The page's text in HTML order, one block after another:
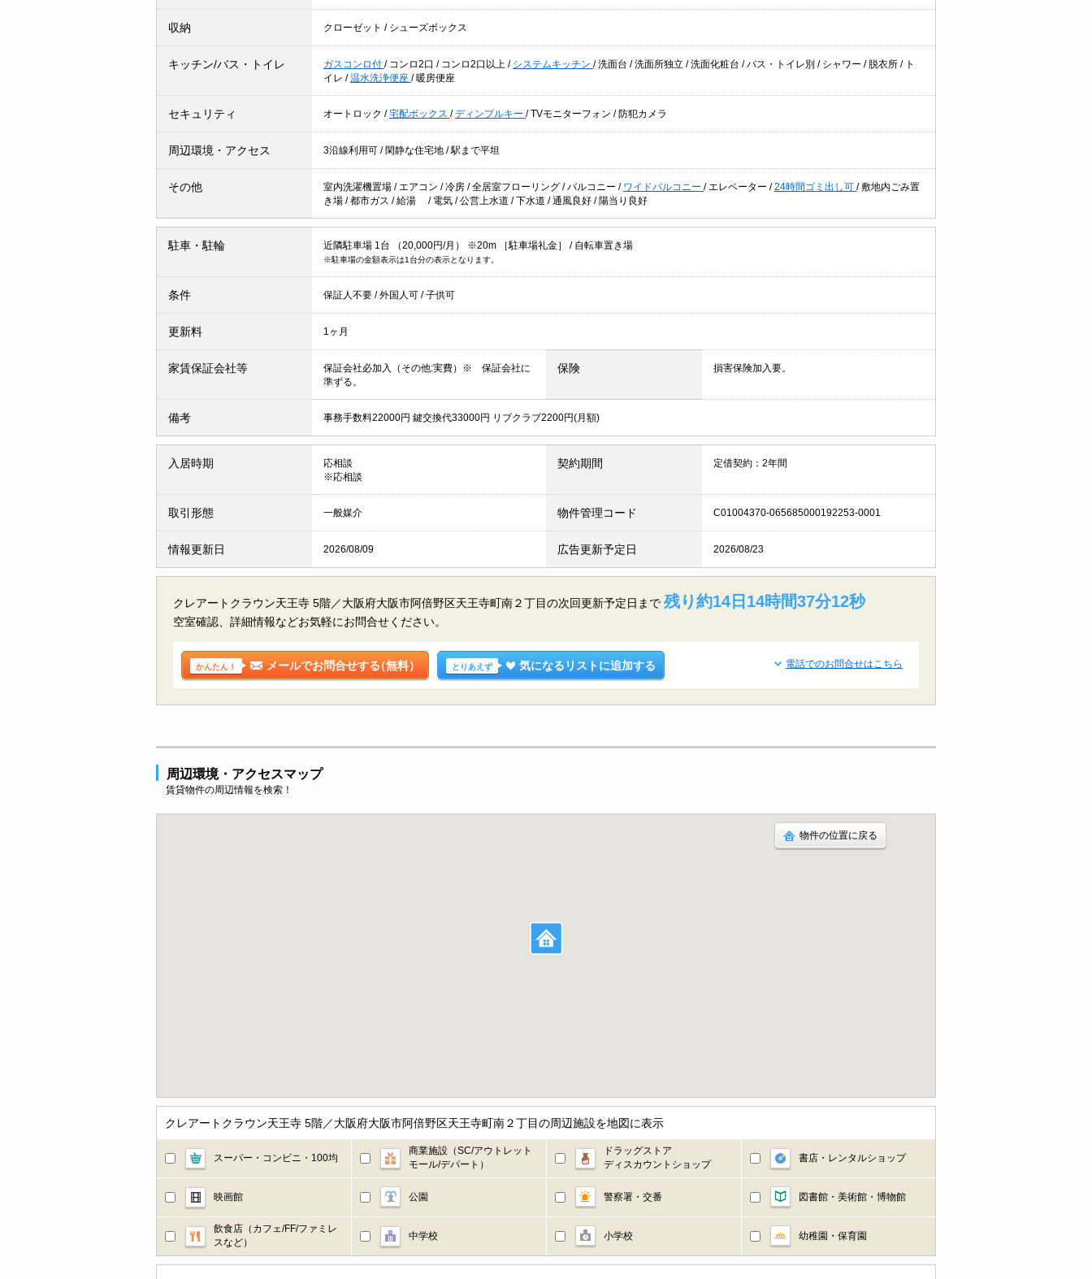
収納 クローゼット / シューズボックス
キッチン/バス・トイレ ガスコンロ付 / コンロ2口 / コンロ2口以上 / システムキッチン /洗面台 /洗面所独立 /洗面化粧台 /バス・トイレ別 / シャワー / 脱衣所 / ト
イレ /温水洗浄便座 / 暖房便座
セキュリティ オートロック /宅配ボックス /ディンプルキー /TVモニターフォン / 防犯カメラ
周辺環境・アクセス 3沿線利用可 / 閑静な住宅地 /駅まで平坦
その他 室内洗濯機置場 / エアコン /冷房 /全居室フローリング /バルコニー / ワイドバルコニー / エレベーター /24時間ゴミ出し可 /敷地内ごみ置
き場 /都市ガス /給湯 / 電気 /公営上水道 /下水道 /通風良好 / 陽当り良好
駐車・駐輪 近隣駐車場 1台 （20,000円/月） ※20m ［駐車場礼金］ / 自転車置き場
※駐車場の金額表示は1台分の表示となります。
条件 保証人不要 /外国人可 /子供可
更新料 1ヶ月
家賃保証会社等
保証会社必加入（その他:実費）※ 保証会社に
準ずる。
保険 損害保険加入要。
備考 事務手数料22000円 鍵交換代33000円 リブクラブ2200円(月額)
入居時期
応相談
※応相談
契約期間 定借契約：2年間
取引形態 一般媒介 物件管理コード C01004370-065685000192253-0001
情報更新日 2026/08/09 広告更新予定日 2026/08/23
クレアートクラウン天王寺 5階／大阪府大阪市阿倍野区天王寺町南２丁目の次回更新予定日まで 残り約14日14時間37分11秒
空室確認、詳細情報などお気軽にお問合せください。
かんたん！ メールでお問合せする（無料） とりあえず 気になるリストに追加する 電話でのお問合せはこちら
周辺環境・アクセスマップ
賃貸物件の周辺情報を検索！
物件の位置に戻る
クレアートクラウン天王寺 5階／大阪府大阪市阿倍野区天王寺町南２丁目の周辺施設を地図に表示
スーパー・コンビニ・100均
商業施設（SC/アウトレット
モール/デパート）
ドラッグストア
ディスカウントショップ
書店・レンタルショップ
映画館 公園 警察署・交番 図書館・美術館・博物館
飲食店（カフェ/FF/ファミレ
スなど）
中学校 小学校 幼稚園・保育園